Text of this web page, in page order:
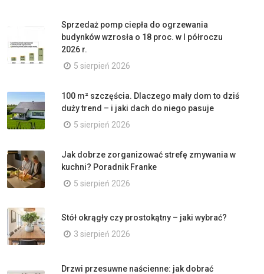
Sprzedaż pomp ciepła do ogrzewania
budynków wzrosła o 18 proc. w I półroczu
2026 r.
5 sierpień 2026
100 m² szczęścia. Dlaczego mały dom to dziś
duży trend – i jaki dach do niego pasuje
5 sierpień 2026
Jak dobrze zorganizować strefę zmywania w
kuchni? Poradnik Franke
5 sierpień 2026
Stół okrągły czy prostokątny – jaki wybrać?
3 sierpień 2026
Drzwi przesuwne naścienne: jak dobrać